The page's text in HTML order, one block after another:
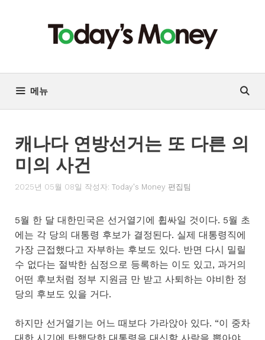
기
메뉴
캐나다 연방선거는 또 다른 의
미의 사건
2025년 05월 08일 작성자: Today's Money 편집팀
5월 한 달 대한민국은 선거열기에 휩싸일 것이다. 5월 초
에는 각 당의 대통령 후보가 결정된다. 실제 대통령직에
가장 근접했다고 자부하는 후보도 있다. 반면 다시 밀릴
수 없다는 절박한 심정으로 등록하는 이도 있고, 과거의
어떤 후보처럼 정부 지원금 만 받고 사퇴하는 야비한 정
당의 후보도 있을 거다.
하지만 선거열기는 어느 때보다 가라앉아 있다. “이 중차
대한 시기에 탄핵당한 대통령을 대신할 사람을 뽑아야